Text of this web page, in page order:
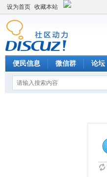
设为首页 收藏本站
便民信息 微信群 论坛